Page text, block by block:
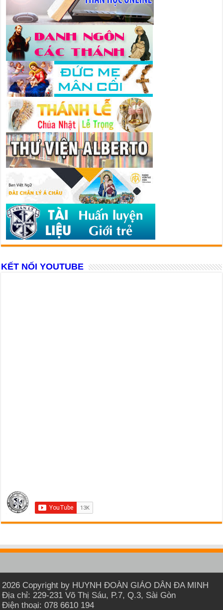
KẾT NỐI YOUTUBE
2026 Copyright by HUYNH ĐOÀN GIÁO DÂN ĐA MINH
Địa chỉ: 229-231 Võ Thị Sáu, P.7, Q.3, Sài Gòn
Điện thoại: 078 6610 194